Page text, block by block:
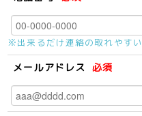
※出来るだけ連絡の取れやす
メールアドレス 必須